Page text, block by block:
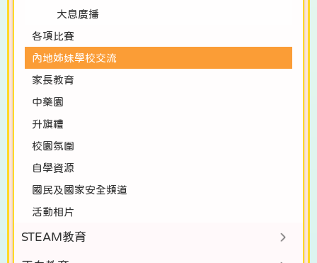
大息廣播
各項比賽
內地姊妹學校交流
家長教育
中藥園
升旗禮
校園氛圍
自學資源
國民及國家安全頻道
活動相片
STEAM教育